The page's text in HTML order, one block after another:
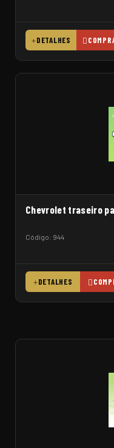
DETALHES
Chevrolet traseiro
Código: 944
DETALHES